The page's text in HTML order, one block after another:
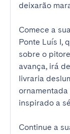
deixarão
Comece a
Ponte Luís I,
sobre o
avança, irá
livraria
inspirado a
Continue a